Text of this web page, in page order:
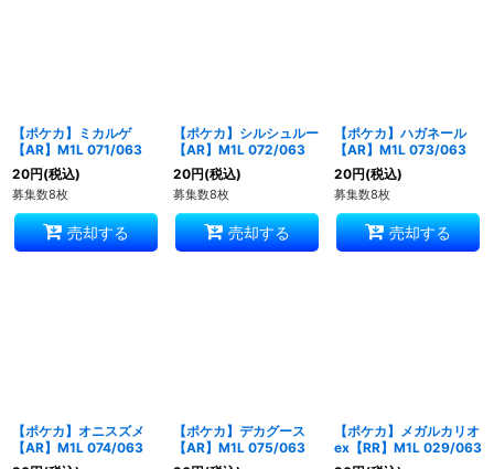
【ポケカ】ミカルゲ
【AR】M1L 071/063
20円(税込)
募集数8枚
売却する
【ポケカ】シルシュルー
【AR】M1L 072/063
20円(税込)
募集数8枚
売却する
【ポケカ】ハガネール
【AR】M1L 073/063
20円(税込)
募集数8枚
売却する
【ポケカ】オニスズメ
【AR】M1L 074/063
【ポケカ】デカグース
【AR】M1L 075/063
【ポケカ】メガルカリオ
ex【RR】M1L 029/063